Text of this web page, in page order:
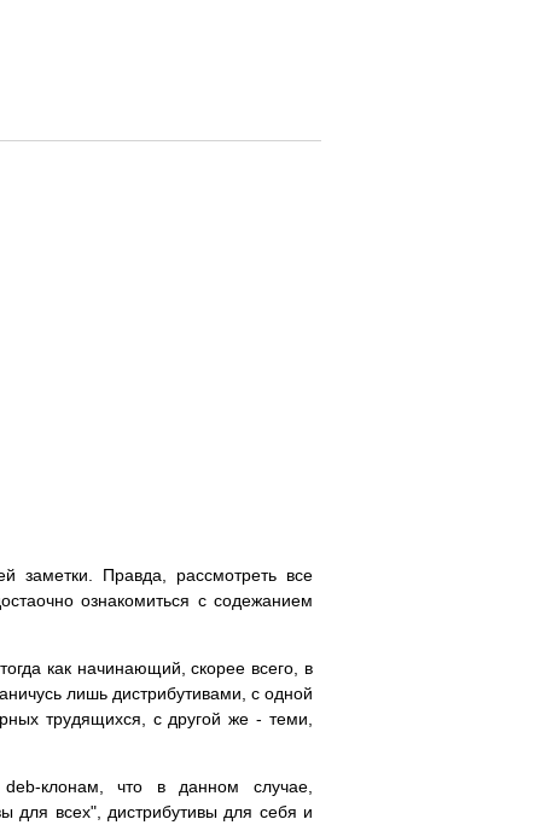
заметки. Правда, рассмотреть все
ознакомиться с содежанием
как начинающий, скорее всего, в
лишь дистрибутивами, с одной
трудящихся, с другой же - теми,
клонам, что в данном случае,
для всех", дистрибутивы для себя и